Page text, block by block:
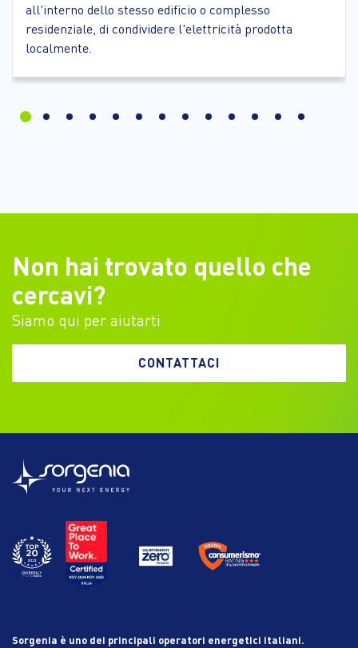
all'interno dello stesso edificio o complesso
residenziale, di condividere l'elettricità prodotta
localmente.
Non hai trovato quello che
cercavi?
Siamo qui per aiutarti
CONTATTACI
Sorgenia è uno dei principali operatori energetici italiani.